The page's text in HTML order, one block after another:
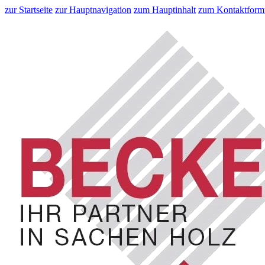
zur Startseite zur Hauptnavigation zum Hauptinhalt zum